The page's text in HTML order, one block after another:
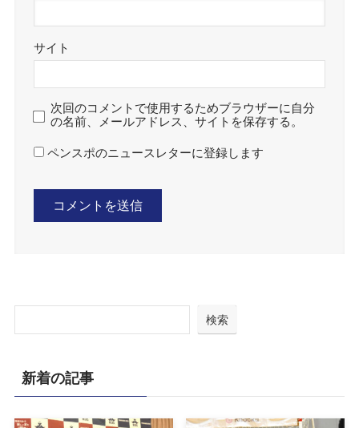
サイト
次回のコメントで使用するためブラウザーに自分
の名前、メールアドレス、サイトを保存する。
ペンスポのニュースレターに登録します
検索
新着の記事